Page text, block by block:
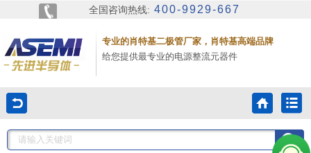
全国咨询热线: 400-9929-667
专业的肖特基二极管厂家，肖特基高端品牌
给您提供最专业的电源整流元器件